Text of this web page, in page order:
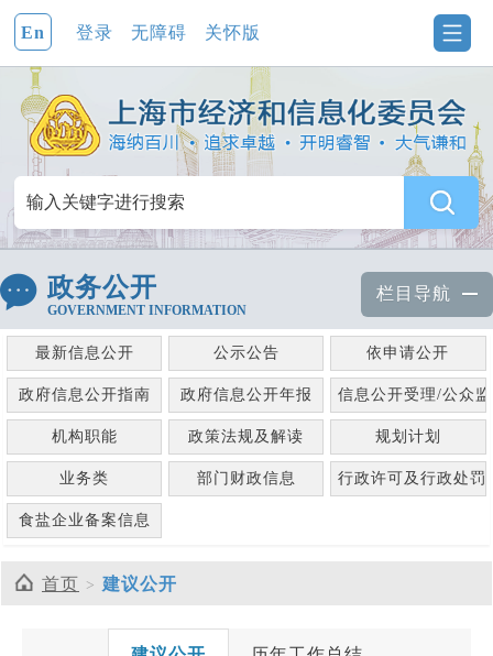
En 登录 无障碍 关怀版
政务公开
GOVERNMENT INFORMATION
栏目导航
最新信息公开 公示公告 依申请公开
政府信息公开指南 政府信息公开年报 信息公开受理/公众
机构职能 政策法规及解读 规划计划
业务类 部门财政信息 行政许可及行政处罚
食盐企业备案信息
首页 建议公开